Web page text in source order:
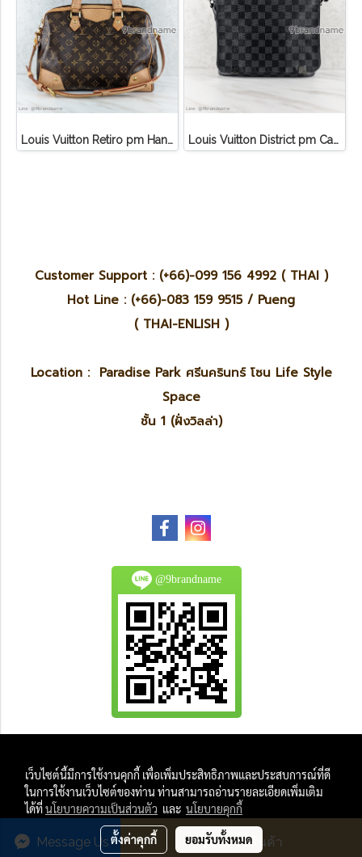
สั่งซื้อสินค้า
Message Us
Louis Vuitton Retiro pm Handbag Canvas Monogram Louis Vuitton District pm Canvas Graphite
Customer Support : (+66)-099 156 4992 ( THAI )
Hot Line : (+66)-083 159 9515 / Pueng
( THAI-ENLISH )
Location : Paradise Park ศรีนครินทร์ โซน Life Style
Space
ชั้น 1 (ฝั่งวิลล่า)
@9brandname
And
All Photo in this website were taken by
9Brandname's Team.
เว็บไซต์นี้มีการใช้งานคุกกี้ เพื่อเพิ่มประสิทธิภาพและประสบการณ์ที่ดี
ในการใช้งานเว็บไซต์ของท่าน ท่านสามารถอ่านรายละเอียดเพิ่มเติม
ได้ที่นโยบายความเป็นส่วนตัว และ นโยบายคุกกี้
ตั้งค่าคุกกี้ ยอมรับทั้งหมด